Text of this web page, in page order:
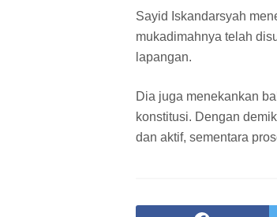
Sayid Iskandarsyah
mukadimahnya telah
lapangan.
Dia juga menekankan
konstitusi. Dengan
dan aktif, sementara